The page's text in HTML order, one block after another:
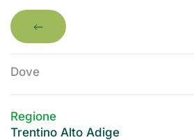
Dove
Regione
Trentino Alto Adige